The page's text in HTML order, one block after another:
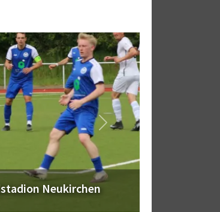
Zweites SG Neukirchen/Röllshausen-